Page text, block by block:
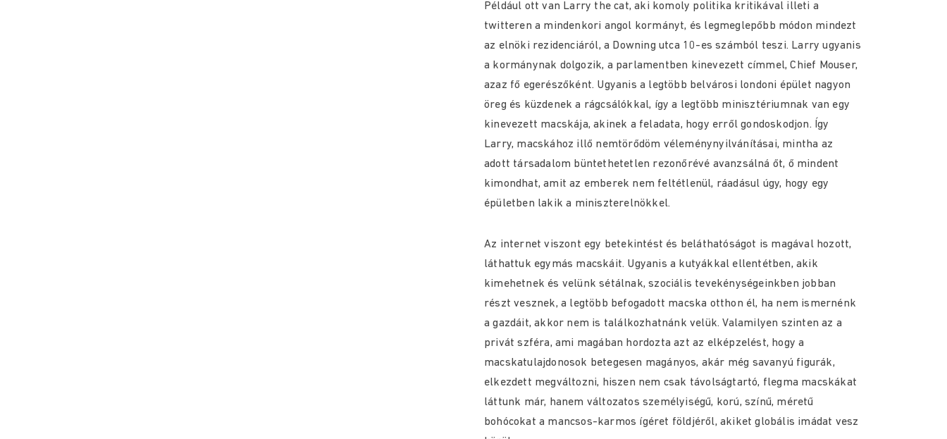
Például ott van Larry the cat, aki komoly politika kritikával illeti a
twitteren a mindenkori angol kormányt, és legmeglepőbb módon mindezt
az elnöki rezidenciáról, a Downing utca 10-es számból teszi. Larry ugyanis
a kormánynak dolgozik, a parlamentben kinevezett címmel, Chief Mouser,
azaz fő egerészőként. Ugyanis a legtöbb belvárosi londoni épület nagyon
öreg és küzdenek a rágcsálókkal, így a legtöbb minisztériumnak van egy
kinevezett macskája, akinek a feladata, hogy erről gondoskodjon. Így
Larry, macskához illő nemtörődöm véleménynyilvánításai, mintha az
adott társadalom büntethetetlen rezonőrévé avanzsálná őt, ő mindent
kimondhat, amit az emberek nem feltétlenül, ráadásul úgy, hogy egy
épületben lakik a miniszterelnökkel.
Az internet viszont egy betekintést és beláthatóságot is magával hozott,
láthattuk egymás macskáit. Ugyanis a kutyákkal ellentétben, akik
kimehetnek és velünk sétálnak, szociális tevekénységeinkben jobban
részt vesznek, a legtöbb befogadott macska otthon él, ha nem ismernénk
a gazdáit, akkor nem is találkozhatnánk velük. Valamilyen szinten az a
privát szféra, ami magában hordozta azt az elképzelést, hogy a
macskatulajdonosok betegesen magányos, akár még savanyú figurák,
elkezdett megváltozni, hiszen nem csak távolságtartó, flegma macskákat
láttunk már, hanem változatos személyiségű, korú, színű, méretű
bohócokat a mancsos-karmos ígéret földjéről, akiket globális imádat vesz